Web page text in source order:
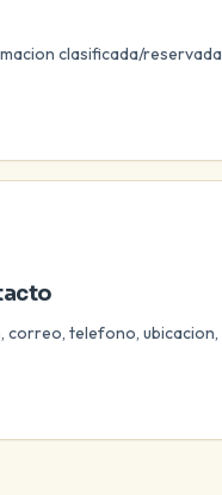
clasificada/reservada
correo, telefono, ubicacion,